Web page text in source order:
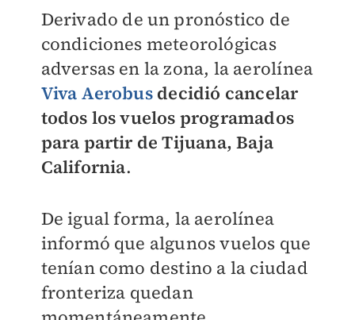
Derivado de un pronóstico de
condiciones meteorológicas
adversas en la zona, la aerolínea
Viva Aerobus decidió cancelar
todos los vuelos programados
para partir de Tijuana, Baja
California.
De igual forma, la aerolínea
informó que algunos vuelos que
tenían como destino a la ciudad
fronteriza quedan